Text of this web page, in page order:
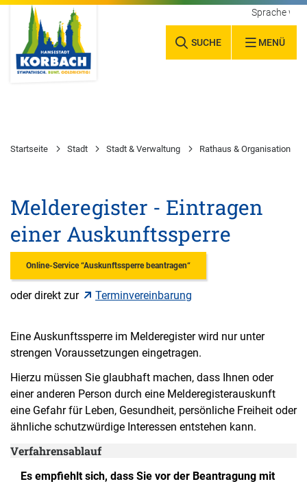
SUCHE MENÜ
Sprache
Startseite Stadt Stadt & Verwaltung Rathaus & Organisation
Melderegister - Eintragen
einer Auskunftssperre
Online-Service “Auskunftssperre beantragen“
oder direkt zur Terminvereinbarung
Eine Auskunftssperre im Melderegister wird nur unter
strengen Voraussetzungen eingetragen.
Hierzu müssen Sie glaubhaft machen, dass Ihnen oder
einer anderen Person durch eine Melderegisterauskunft
eine Gefahr für Leben, Gesundheit, persönliche Freiheit oder
ähnliche schutzwürdige Interessen entstehen kann.
Verfahrensablauf
Es empfiehlt sich, dass Sie vor der Beantragung mit